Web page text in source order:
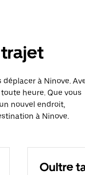
à Ninove.
heure. Que vous
nouvel endroit,
à Ninove.
Oultre